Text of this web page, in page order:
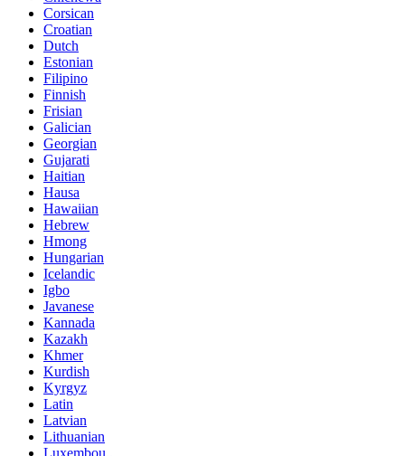
Corsican
Croatian
Dutch
Estonian
Filipino
Finnish
Frisian
Galician
Georgian
Gujarati
Haitian
Hausa
Hawaiian
Hebrew
Hmong
Hungarian
Icelandic
Igbo
Javanese
Kannada
Kazakh
Khmer
Kurdish
Kyrgyz
Latin
Latvian
Lithuanian
Luxembou..